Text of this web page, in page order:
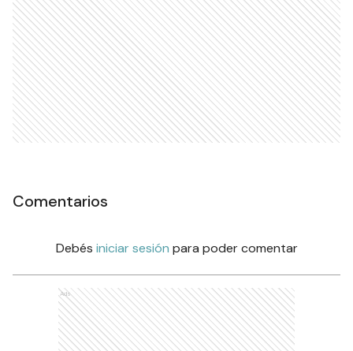
Comentarios
Debés iniciar sesión para poder comentar
Ads